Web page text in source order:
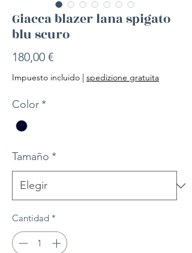
Giacca blazer lana spigato
blu scuro
180,00 €Precio
Impuesto incluido | spedizione gratuita
Color*
Tamaño *
Cantidad *